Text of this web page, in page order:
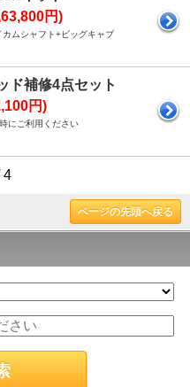
円)
ムシャフト+ビッグキャブ
ド補修4点セット
円)
にご利用ください
4
ページの先頭へ戻る